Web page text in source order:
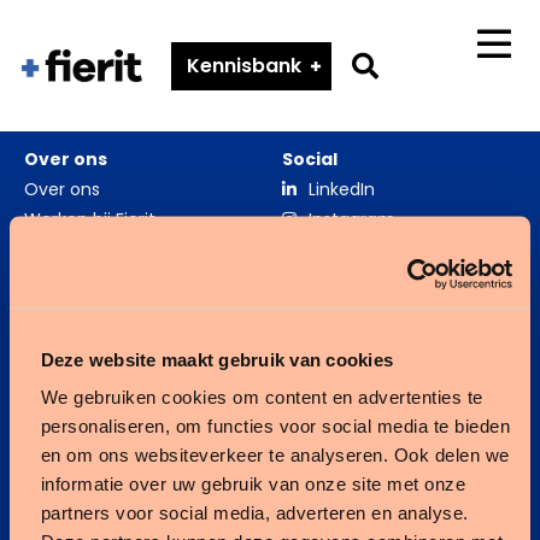
Deze website maakt gebruik van cookies
We gebruiken cookies om content en advertenties te
personaliseren, om functies voor social media te bieden
en om ons websiteverkeer te analyseren. Ook delen we
informatie over uw gebruik van onze site met onze
partners voor social media, adverteren en analyse.
Méér
een
Kennisbank
Go
search
page
Over ons
Over ons
Werken bij Fierit
Social
LinkedIn
Instagram
Fierit gehandicaptenzorg
Kennisbank
Integratie